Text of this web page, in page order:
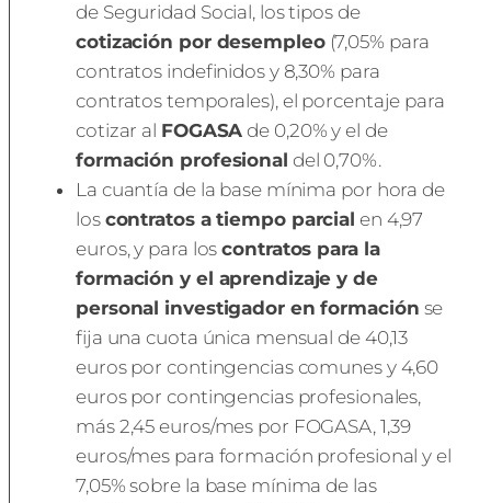
de Seguridad Social, los tipos de
cotización por desempleo(7,05% para
contratos indefinidos y 8,30% para
contratos temporales), el porcentaje para
cotizar al FOGASA de 0,20% y el de
formación profesional del 0,70%.
La cuantía de la base mínima por hora de
los contratos a tiempo parcial en 4,97
euros, y para loscontratos para la
formación y el aprendizaje y de
personal investigador en formación se
fija una cuota única mensual de 40,13
euros por contingencias comunes y 4,60
euros por contingencias profesionales,
más 2,45 euros/mes por FOGASA, 1,39
euros/mes para formación profesional y el
7,05% sobre la base mínima de las